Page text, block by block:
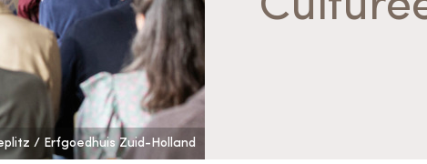
Contact
vrijwilligers
Aanvraagformulier
Onze medewerkers
/ Erfgoedhuis Zuid-Holland